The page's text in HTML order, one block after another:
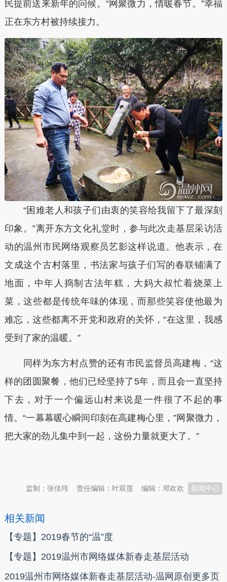
民提前送来新年的问候。“网聚微力，情暖春节。”幸福
正在东方村被持续接力。
“困难老人和孩子们由衷的笑容给我留下了最深刻
印象。”离开东方文化礼堂时，参与此次走基层采访活
动的温州市民网络观察员艺影这样说道。他表示，在
文成这个古村落里，书法家与孩子们写的春联铺满了
地面，中年人捣制古法年糕，大妈大叔忙着烧菜上
菜，这些都是传统年味的体现，而那些笑容使他最为
难忘，这些都离不开党和政府的关怀，“在这里，我感
受到了家的温暖。”
同样为东方村点赞的还有市民监督员高建梅，“这
样的团圆聚餐，他们已经坚持了5年，而且会一直坚持
下去，对于一个偏远山村来说是一件很了不起的事
情。“一幕幕暖心瞬间印刻在高建梅心里，”网聚微力，
把大家的劲儿集中到一起，这份力量就更大了。”
新闻中心
编辑：邓欢欢
责任编辑：叶双莲
监制：张佳玮
相关新闻
【专题】2019春节的“温”度
【专题】2019温州市网络媒体新春走基层活动
2019温州市网络媒体新春走基层活动-温网原创更多页